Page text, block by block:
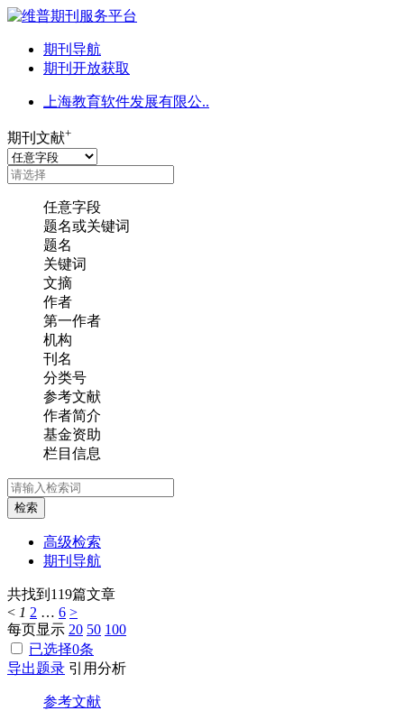
期刊导航
期刊开放获取
上海教育软件发展有限公..
期刊文献+
任意字段
题名或关键词
题名
关键词
文摘
作者
第一作者
机构
刊名
分类号
参考文献
作者简介
基金资助
栏目信息
检索
高级检索
期刊导航
共找到 119篇文章
< 1 2 … 6 >
每页显示 20 50 100
已选择0条
导出题录 引用分析
参考文献